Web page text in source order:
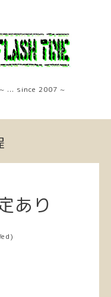
... since 2007 ~
あり